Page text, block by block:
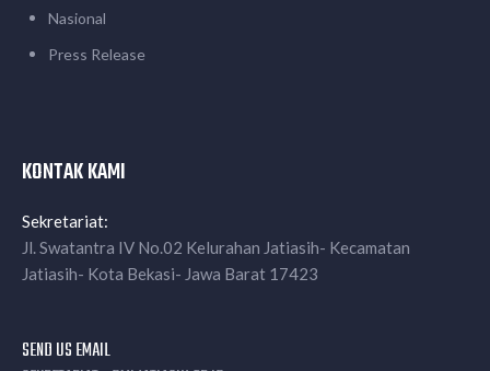
Nasional
Press Release
KONTAK KAMI
Sekretariat:
Jl. Swatantra IV No.02 Kelurahan Jatiasih- Kecamatan
Jatiasih- Kota Bekasi- Jawa Barat 17423
SEND US EMAIL